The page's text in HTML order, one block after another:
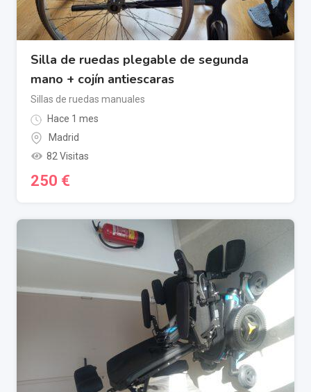
Silla de ruedas plegable de segunda
mano + cojín antiescaras
Sillas de ruedas manuales
Hace 1 mes
Madrid
82 Visitas
250 €